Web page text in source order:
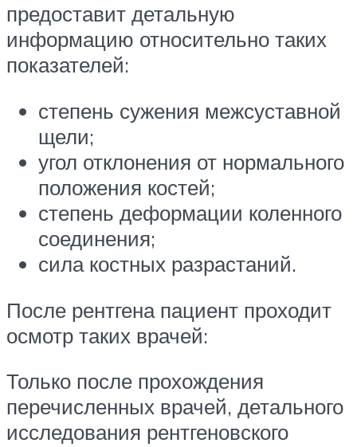
предоставит детальную
информацию относительно таких
показателей:
степень сужения межсуставной
щели;
угол отклонения от нормального
положения костей;
степень деформации коленного
соединения;
сила костных разрастаний.
После рентгена пациент проходит
осмотр таких врачей:
Только после прохождения
перечисленных врачей, детального
исследования рентгеновского